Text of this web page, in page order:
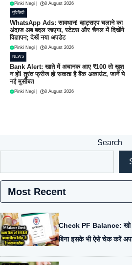
Pinki Negi 8 August 2026
यूटिलिटी
WhatsApp Ads: सावधान! व्हाट्सएप चलाने का
अंदाज अब बदल जाएगा, स्टेटस और चैनल में दिखेंगे
विज्ञापन; देखें नया अपडेट
Pinki Negi 8 August 2026
NEWS
Bank Alert: खाते में अचानक आए ₹100 तो खुश
न हों! तुरंत फ्रीज हो सकता है बैंक अकाउंट, जानें ये
नई मुसीबत
Pinki Negi 8 August 2026
Search
Most Recent
Check PF Balance: खो
बिना इसके भी ऐसे चेक करें